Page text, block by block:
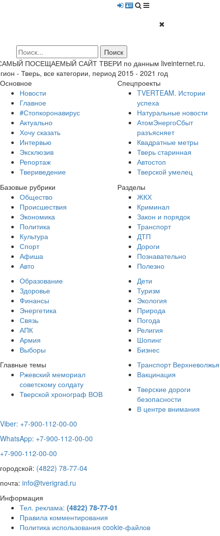
ПОСЕЩАЕМЫЙ САЙТ ТВЕРИ по данным liveinternet.ru.
- Тверь, все категории, период 2015 - 2021 год
Основное
Новости
Главное
#Стопкоронавирус
Актуально
Хочу сказать
Интервью
Эксклюзив
Репортаж
Твериведение
Спецпроекты
TVERTEAM. Истории
успеха
Натуральные новости
АтомЭнергоСбыт
разъясняет
Квадратные метры
Тверь старинная
Автостоп
Тверской умелец
Базовые рубрики
Общество
Происшествия
Экономика
Политика
Культура
Спорт
Афиша
Авто
Разделы
ЖКХ
Криминал
Закон и порядок
Транспорт
ДТП
Дороги
Познавательно
Полезно
Образование
Здоровье
Финансы
Энергетика
Связь
АПК
Армия
Выборы
Дети
Туризм
Экология
Природа
Погода
Религия
Шопинг
Бизнес
Главные темы
Ржевский мемориал
советскому солдату
Тверской хронограф ВОВ
Транспорт Верхневолжья
Вакцинация
Тверские дороги
безопасности
В центре внимания
Viber: +7-900-112-00-00
WhatsApp: +7-900-112-00-00
+7-900-112-00-00
городской: (4822) 78-77-04
почта: info@tverigrad.ru
Информация
Тел. реклама: (4822) 78-77-01
Правила комментирования
Политика использования cookie-файлов